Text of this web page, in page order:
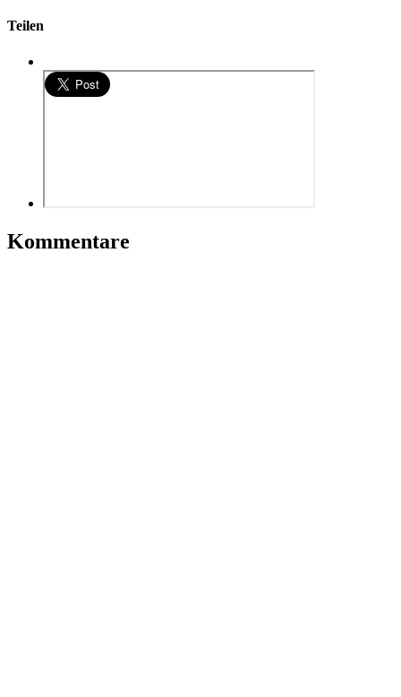
Teilen
Kommentare